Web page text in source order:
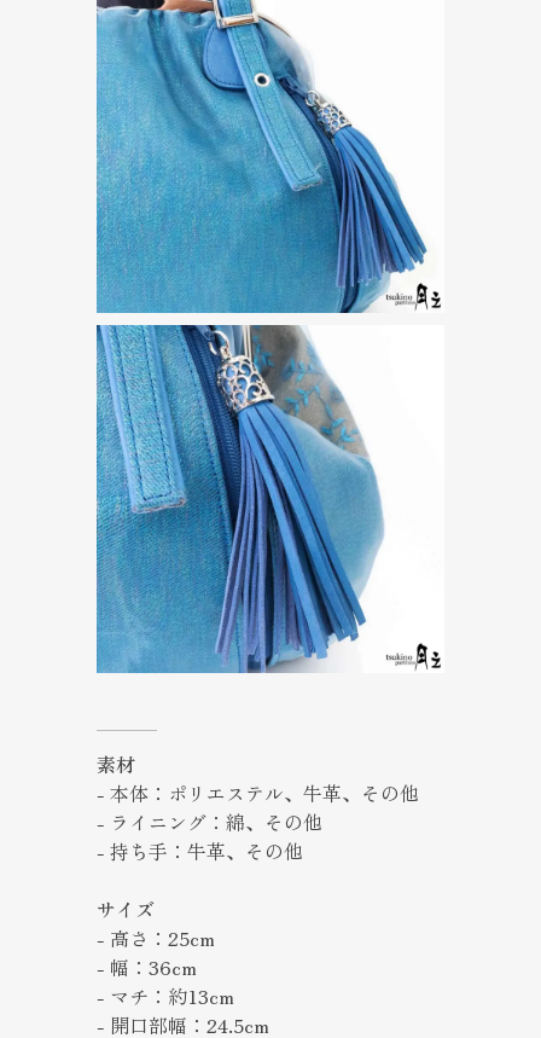
素材
- 本体：ポリエステル、牛革、その他
- ライニング：綿、その他
- 持ち手：牛革、その他
サイズ
- 高さ：25cm
- 幅：36cm
- マチ：約13cm
- 開口部幅：24.5cm